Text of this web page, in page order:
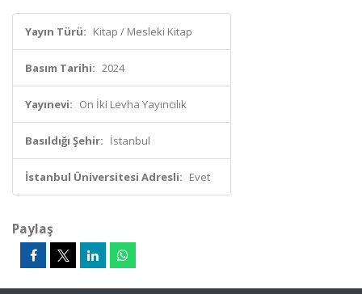
Yayın Türü: Kitap / Mesleki Kitap
Basım Tarihi: 2024
Yayınevi: On İki Levha Yayıncılık
Basıldığı Şehir: İstanbul
İstanbul Üniversitesi Adresli: Evet
Paylaş